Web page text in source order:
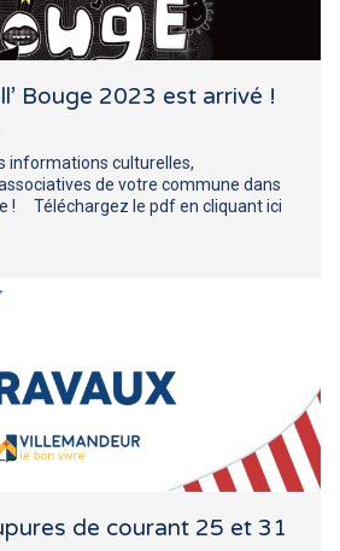
Bouge 2023 est arrivé !
informations culturelles,
de votre commune dans
! Téléchargez le pdf en cliquant ici
de courant 25 et 31